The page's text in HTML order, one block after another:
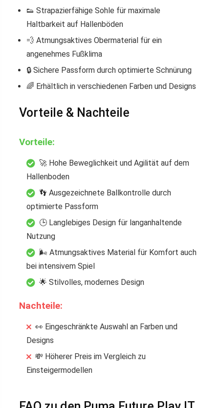
👟 Strapazierfähige Sohle für maximale
Haltbarkeit auf Hallenböden
💨 Atmungsaktives Obermaterial für ein
angenehmes Fußklima
🔒 Sichere Passform durch optimierte Schnürung
🌈 Erhältlich in verschiedenen Farben und Designs
Vorteile & Nachteile
Vorteile:
🚀 Hohe Beweglichkeit und Agilität auf dem
Hallenboden
👣 Ausgezeichnete Ballkontrolle durch
optimierte Passform
🕒 Langlebiges Design für langanhaltende
Nutzung
🌬️ Atmungsaktives Material für Komfort auch
bei intensivem Spiel
🌟 Stilvolles, modernes Design
Nachteile:
👀 Eingeschränkte Auswahl an Farben und
Designs
💸 Höherer Preis im Vergleich zu
Einsteigermodellen